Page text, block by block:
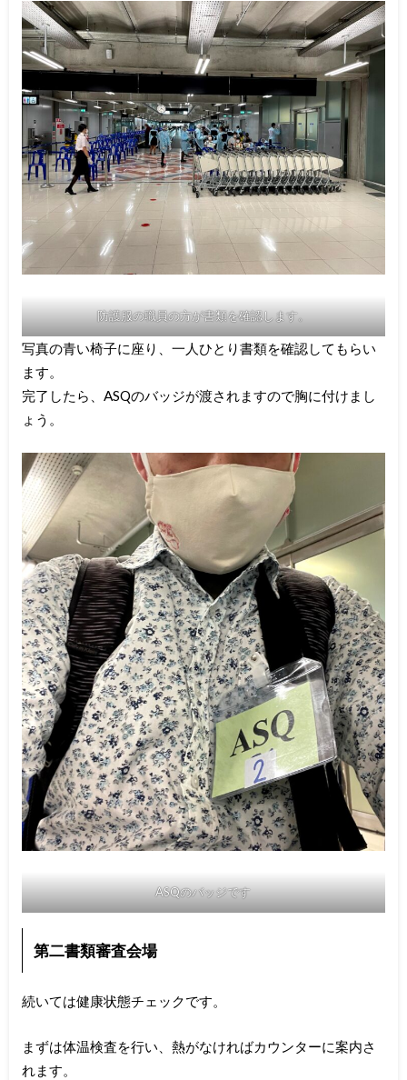
防護服の職員の方が書類を確認します。
写真の青い椅子に座り、一人ひとり書類を確認してもらい
ます。
完了したら、ASQのバッジが渡されますので胸に付けまし
ょう。
ASQのバッジです
第二書類審査会場
続いては健康状態チェックです。
まずは体温検査を行い、熱がなければカウンターに案内さ
れます。